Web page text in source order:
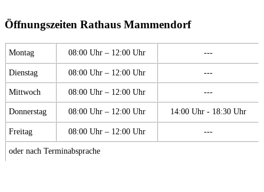
Öffnungszeiten Rathaus Mammendorf
Montag 08:00 Uhr – 12:00 Uhr ---
Dienstag 08:00 Uhr – 12:00 Uhr ---
Mittwoch 08:00 Uhr – 12:00 Uhr ---
Donnerstag 08:00 Uhr – 12:00 Uhr 14:00 Uhr - 18:30 Uhr
Freitag 08:00 Uhr – 12:00 Uhr ---
oder nach Terminabsprache